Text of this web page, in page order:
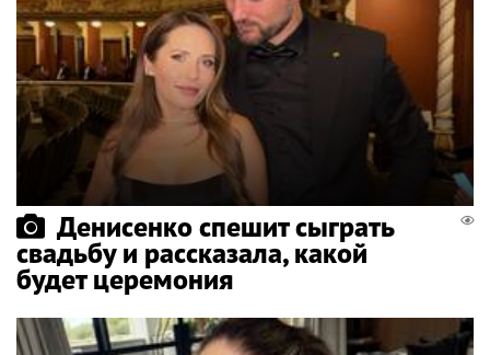
Денисенко спешит сыграть
свадьбу и рассказала, какой
будет церемония